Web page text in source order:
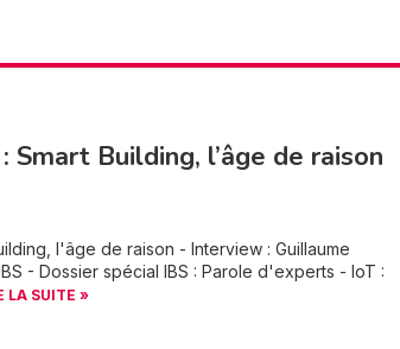
Smart Building, l’âge de raison
l'âge de raison - Interview : Guillaume
- Dossier spécial IBS : Parole d'experts - IoT :
LA SUITE »